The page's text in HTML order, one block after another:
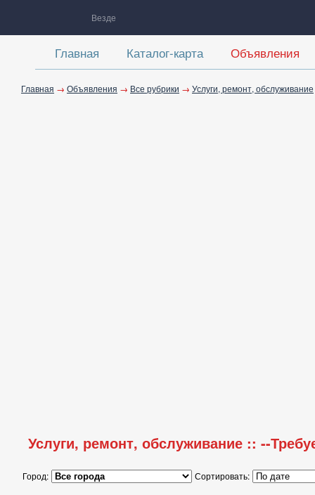
Везде
Главная Каталог-карта Объявления
Главная → Объявления → Все рубрики → Услуги, ремонт, обслуживание
Услуги, ремонт, обслуживание :: --
Город: Сортировать: